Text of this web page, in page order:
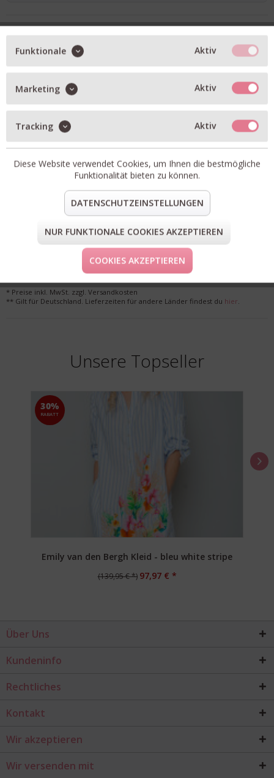
BESCHREIBUNG
Basic-Sweatshirt in breeze blue
aus Bio-Baumwolle
reguläre Passform mit regulärer Länge
Logo-Gummidruck auf der Vorderseite
Artikel-Nr.:
C95221-47V-13-552
Material:
100% Bio-Baumwolle
FORM & GRÖSSE
LIEFERUNG & KOSTENLOSE RETOURE
* Preise inkl. MwSt. zzgl. Versandkosten
** Gilt für Deutschland. Lieferzeiten für andere Länder findest du hier.
Unsere Topseller
30%
RABATT
Emily van den Bergh Kleid - bleu white stripe
(139,95 € *) 97,97 € *
Über Uns
Kundeninfo
Rechtliches
Kontakt
Wir akzeptieren
Wir versenden mit
Funktionale Aktiv
Marketing Aktiv
Tracking Aktiv
Diese Website verwendet Cookies, um Ihnen die bestmögliche
Funktionalität bieten zu können.
DATENSCHUTZEINSTELLUNGEN
NUR FUNKTIONALE COOKIES AKZEPTIEREN
COOKIES AKZEPTIEREN